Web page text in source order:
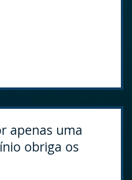
apenas uma
obriga os